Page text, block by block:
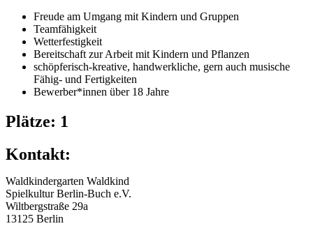
Freude am Umgang mit Kindern und Gruppen
Teamfähigkeit
Wetterfestigkeit
Bereitschaft zur Arbeit mit Kindern und Pflanzen
schöpferisch-kreative, handwerkliche, gern auch musische
Fähig- und Fertigkeiten
Bewerber*innen über 18 Jahre
Plätze: 1
Kontakt:
Waldkindergarten Waldkind
Spielkultur Berlin-Buch e.V.
Wiltbergstraße 29a
13125 Berlin